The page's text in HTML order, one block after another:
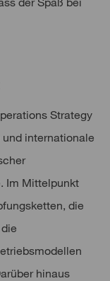
Strategy
internationale
Im Mittelpunkt
die
hinaus